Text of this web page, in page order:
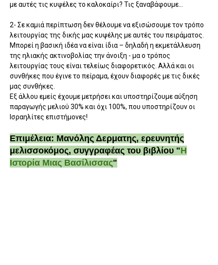
με αυτές τις κυψέλες το καλοκαίρι? Τις ξαναβάφουμε...
2- Σε καμιά περίπτωση δεν θέλουμε να εξισώσουμε τον τρόπο
λειτουργίας της δικής μας κυψέλης με αυτές του πειράματος.
Μπορεί η βασική ιδέα να είναι ίδια – δηλαδή η εκμετάλλευση
της ηλιακής ακτινοβολίας την άνοιξη - μα ο τρόπος
λειτουργίας τους είναι τελείως διαφορετικός. Αλλά και οι
συνθήκες που έγινε το πείραμα, έχουν διαφορές με τις δικές
μας συνθήκες.
Εξ άλλου εμείς έχουμε μετρήσει και υποστηρίζουμε αύξηση
παραγωγής μελιού 30% και όχι 100%, που υποστηρίζουν οι
Ισραηλίτες επιστήμονες!
Επιμέλεια: Μανόλης Δερματης, ερευνητής
μελισσοκόμος, συγγραφέας του βιβλίου "Η
Ιστορία Μιας Βασίλισσας"